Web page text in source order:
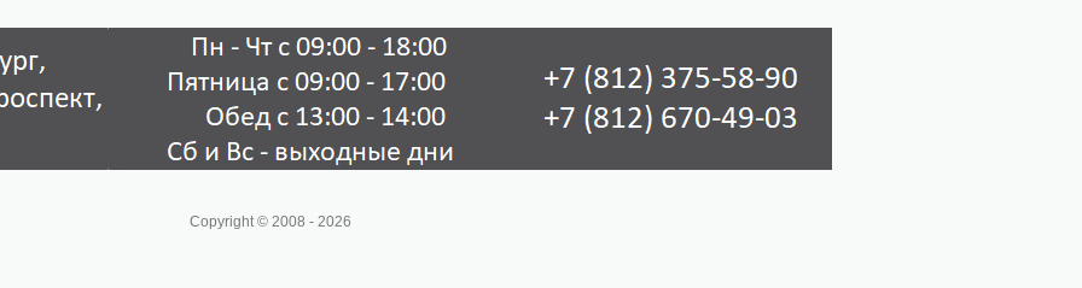
Copyright © 2008 - 2026